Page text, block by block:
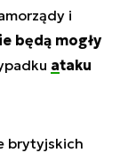
i
będą mogły
ataku
brytyjskich